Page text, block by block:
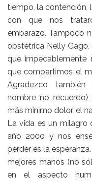
tiempo, la contención,
con que nos
embarazo. Tampoco
obstétrica Nelly
que impecablemente
que compartimos el
Agradezco
nombre no
más mínimo dolor, el
La vida es un milagro
año 2000 y nos
perder es la
mejores manos (no
en el aspecto